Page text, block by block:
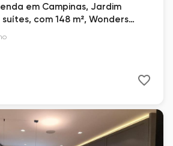
em Campinas, Jardim
com 148 m², Wonders